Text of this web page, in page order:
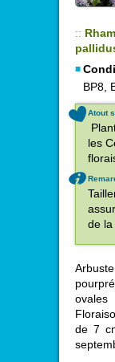
::
BP8,
Atout
les
de
ovales
de 7